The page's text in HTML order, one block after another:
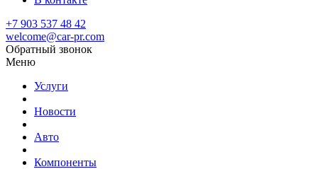
+7 903 537 48 42
welcome@car-pr.com
Обратный звонок
Меню
Услуги
Новости
Авто
Компоненты